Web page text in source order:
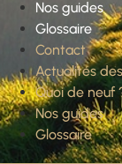
Nos guides
Glossaire
Contact
Actualités
Quoi de neuf
Nos guides
Glossaire